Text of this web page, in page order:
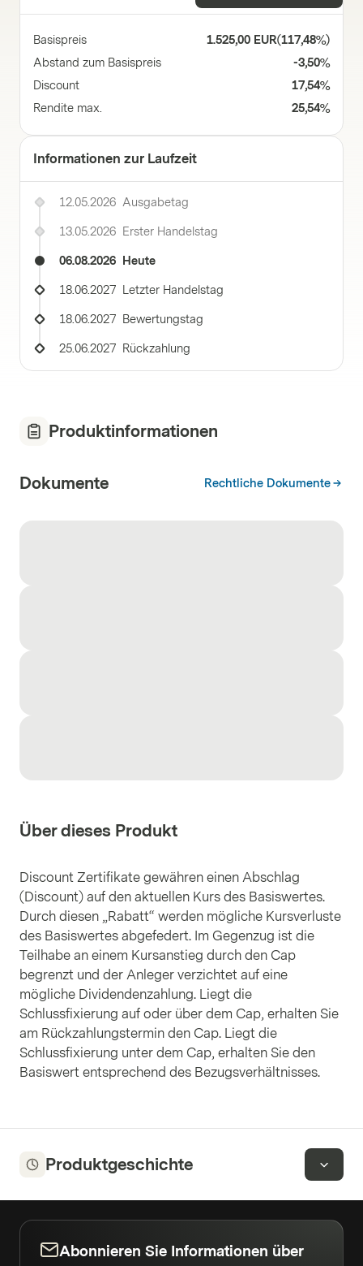
Basispreis 1.525,00 EUR(117,48%)
Abstand zum Basispreis
-3,50%
Discount
17,54%
Rendite max.
25,54%
Informationen zur Laufzeit
12.05.2026 Ausgabetag
13.05.2026 Erster Handelstag
06.08.2026 Heute
18.06.2027 Letzter Handelstag
18.06.2027 Bewertungstag
25.06.2027 Rückzahlung
Produktinformationen
Dokumente Rechtliche Dokumente
Über dieses Produkt
Discount Zertifikate gewähren einen Abschlag
(Discount) auf den aktuellen Kurs des Basiswertes.
Durch diesen „Rabatt“ werden mögliche Kursverluste
des Basiswertes abgefedert. Im Gegenzug ist die
Teilhabe an einem Kursanstieg durch den Cap
begrenzt und der Anleger verzichtet auf eine
mögliche Dividendenzahlung. Liegt die
Schlussfixierung auf oder über dem Cap, erhalten Sie
am Rückzahlungstermin den Cap. Liegt die
Schlussfixierung unter dem Cap, erhalten Sie den
Basiswert entsprechend des Bezugsverhältnisses.
Produktgeschichte
Abonnieren Sie Informationen über